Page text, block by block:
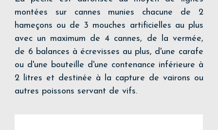
montées sur cannes munies chacune de 2
hameçons ou de 3 mouches artificielles au plus
avec un maximum de 4 cannes, de la vermée,
de 6 balances à écrevisses au plus, d'une carafe
ou d'une bouteille d'une contenance inférieure à
2 litres et destinée à la capture de vairons ou
autres poissons servant de vifs.